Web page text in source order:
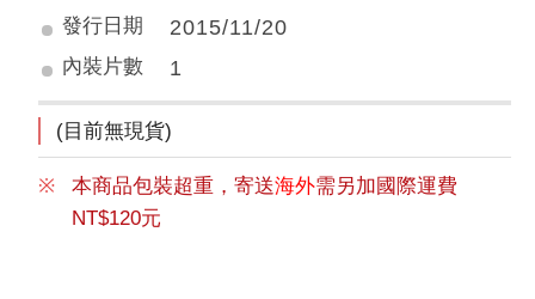
發行日期 2015/11/20
內裝片數 1
(目前無現貨)
本商品包裝超重，寄送海外需另加國際運費
NT$120元